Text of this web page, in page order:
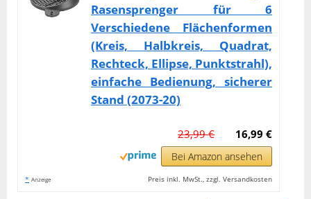
Rasensprenger für 6
Verschiedene Flächenformen
(Kreis, Halbkreis, Quadrat,
Rechteck, Ellipse, Punktstrahl),
einfache Bedienung, sicherer
Stand (2073-20)
16,99 €
23,99 €
Bei Amazon ansehen
* Anzeige Preis inkl. MwSt., zzgl. Versandkosten